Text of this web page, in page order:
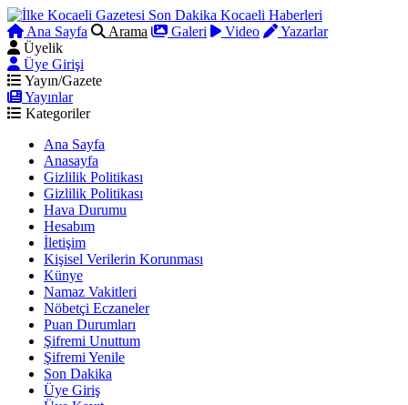
Ana Sayfa Arama Galeri Video
Yazarlar
Üyelik
Üye Girişi
Yayın/Gazete
Yayınlar
Kategoriler
Ana Sayfa
Anasayfa
Gizlilik Politikası
Gizlilik Politikası
Hava Durumu
Hesabım
İletişim
Kişisel Verilerin Korunması
Künye
Namaz Vakitleri
Nöbetçi Eczaneler
Puan Durumları
Şifremi Unuttum
Şifremi Yenile
Son Dakika
Üye Giriş